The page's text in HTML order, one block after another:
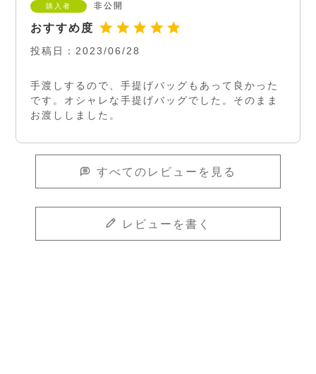
購入者 非公開
投稿日 2023/06/28
手渡しするので、手提げバッグもあって良かった
です。オシャレな手提げバッグでした。そのまま
お渡ししました。
すべてのレビューを見る
レビューを書く